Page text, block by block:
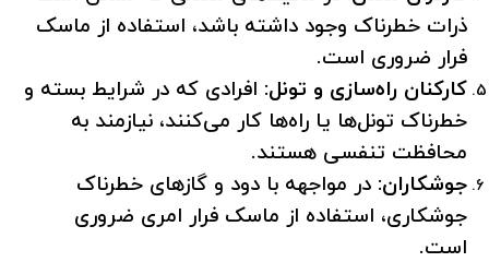
ذرات خطرناک وجود داشته باشد، استفاده از ماسک
فرار ضروری است.
کارکنان راه‌سازی و تونل: افرادی که در شرایط بسته و
خطرناک تونل‌ها یا راه‌ها کار می‌کنند، نیازمند به
محافظت تنفسی هستند.
جوشکاران: در مواجهه با دود و گازهای خطرناک
جوشکاری، استفاده از ماسک فرار امری ضروری
است.